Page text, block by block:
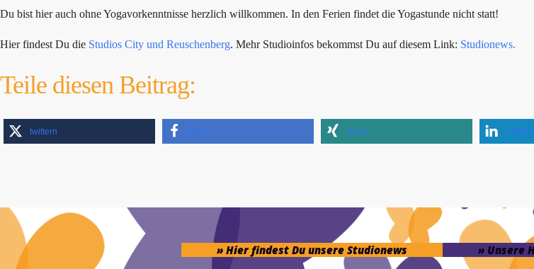
Du bist hier auch ohne Yogavorkenntnisse herzlich willkommen. In den Ferien findet die Yogastunde nicht statt!
Hier findest Du die Studios City und Reuschenberg. Mehr Studioinfos bekommst Du auf diesem Link: Studionews.
Teile diesen Beitrag:
twittern teilen teilen
» Hier findest Du unsere Studionews » Unsere